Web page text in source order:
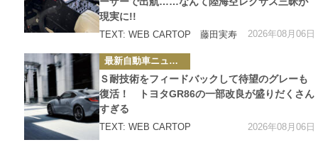
現実に!!
TEXT: WEB CARTOP 藤田実寿 2026年08月06日
カ
テ
ゴ
リ
ー
最新自動車ニュース
Ｓ耐技術をフィードバックして待望のグレーも
復活！ トヨタGR86の一部改良が盛りだくさん
すぎる
TEXT: WEB CARTOP 2026年08月06日